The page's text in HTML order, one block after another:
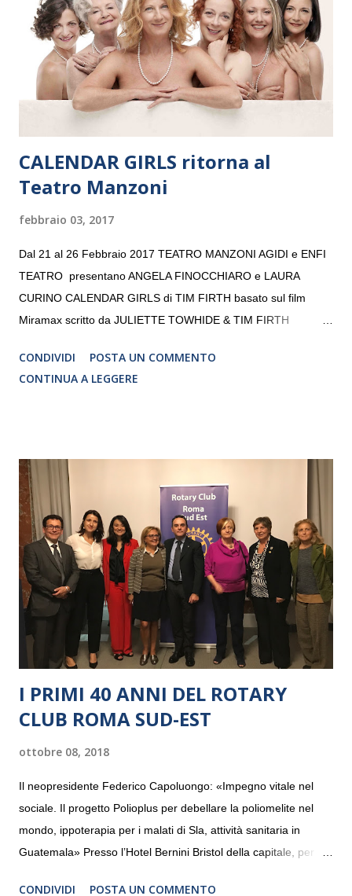
consecutivo. Il pubblico milanese avrà il piacere di applaudire i
giovani artisti della Baltic Sea Youth Philharmonic per la quarta
volta. L’orchestra, fondata nel 2008 da Kristjan Järvi (affiancato
da un prestigioso consiglio di consulent...
CALENDAR GIRLS ritorna al
Teatro Manzoni
febbraio 03, 2017
Dal 21 al 26 Febbraio 2017 TEATRO MANZONI AGIDI e ENFI
TEATRO presentano ANGELA FINOCCHIARO e LAURA
CURINO CALENDAR GIRLS di TIM FIRTH basato sul film
Miramax scritto da JULIETTE TOWHIDE & TIM FIRTH
CRISTINA PEZZOLI
CONDIVIDI
POSTA UN COMMENTO
CONTINUA A LEGGERE
I PRIMI 40 ANNI DEL ROTARY
CLUB ROMA SUD-EST
ottobre 08, 2018
Il neopresidente Federico Capoluongo: «Impegno vitale nel
sociale. Il progetto Polioplus per debellare la poliomelite nel
mondo, ippoterapia per i malati di Sla, attività sanitaria in
Guatemala» Presso l’Hotel Bernini Bristol della capitale, per la
CONDIVIDI POSTA UN COMMENTO